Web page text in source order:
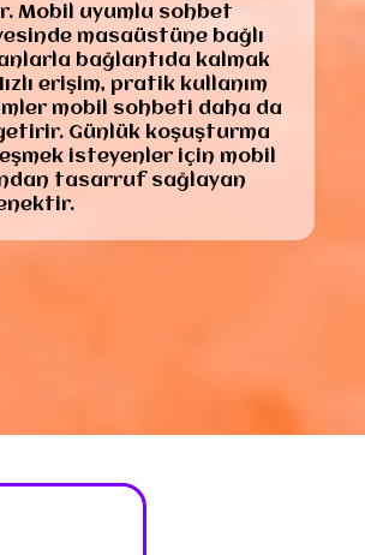
Mobil uyumlu sohbet
masaüstüne bağlı
bağlantıda kalmak
erişim, pratik kullanım
mobil sohbeti daha da
Günlük koşuşturma
isteyenler için mobil
tasarruf sağlayan